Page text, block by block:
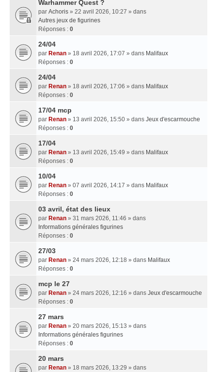
Warhammer Quest ?
par Achoris » 22 avril 2026, 10:27 » dans
Autres jeux de figurines
Réponses : 0
24/04
par Renan » 18 avril 2026, 17:07 » dans Malifaux
Réponses : 0
24/04
par Renan » 18 avril 2026, 17:06 » dans Malifaux
Réponses : 0
17/04 mcp
par Renan » 13 avril 2026, 15:50 » dans Jeux d'escarmouche
Réponses : 0
17/04
par Renan » 13 avril 2026, 15:49 » dans Malifaux
Réponses : 0
10/04
par Renan » 07 avril 2026, 14:17 » dans Malifaux
Réponses : 0
03 avril, état des lieux
par Renan » 31 mars 2026, 11:46 » dans
Informations générales figurines
Réponses : 0
27/03
par Renan » 24 mars 2026, 12:18 » dans Malifaux
Réponses : 0
mcp le 27
par Renan » 24 mars 2026, 12:16 » dans Jeux d'escarmouche
Réponses : 0
27 mars
par Renan » 20 mars 2026, 15:13 » dans
Informations générales figurines
Réponses : 0
20 mars
par Renan » 18 mars 2026, 13:29 » dans